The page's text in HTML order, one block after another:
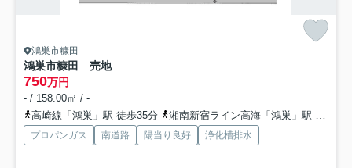
鴻巣市糠田
鴻巣市糠田 売地
750万円
- / 158.00㎡ / -
高崎線「鴻巣」駅 徒歩35分
湘南新宿ライン高海「鴻巣」駅 徒歩35分
プロパンガス 南道路 陽当り良好 浄化槽排水